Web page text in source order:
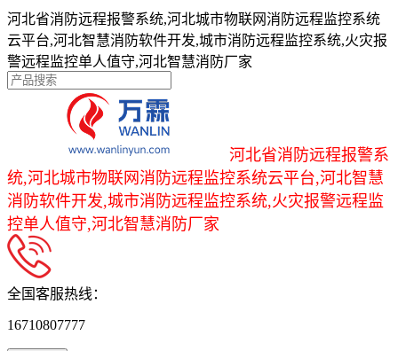
河北省消防远程报警系统,河北城市物联网消防远程监控系统
云平台,河北智慧消防软件开发,城市消防远程监控系统,火灾报
警远程监控单人值守,河北智慧消防厂家
河北省消防远程报警系
统,河北城市物联网消防远程监控系统云平台,河北智慧
消防软件开发,城市消防远程监控系统,火灾报警远程监
控单人值守,河北智慧消防厂家
全国客服热线：
16710807777